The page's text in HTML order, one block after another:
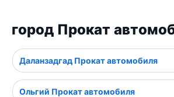
город Прокат
Даланзадгад Прокат автомобиля
Ольгий Прокат автомобиля